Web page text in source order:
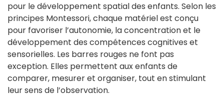
pour le développement spatial des enfants. Selon les
principes Montessori, chaque matériel est conçu
pour favoriser l’autonomie, la concentration et le
développement des compétences cognitives et
sensorielles. Les barres rouges ne font pas
exception. Elles permettent aux enfants de
comparer, mesurer et organiser, tout en stimulant
leur sens de l’observation.